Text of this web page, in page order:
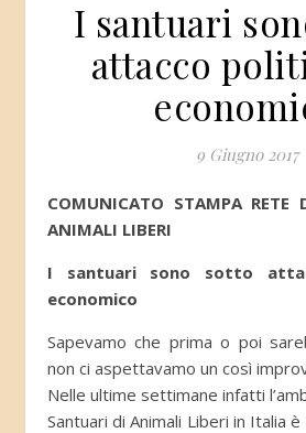
I santuari
attacco
9 Giugno 2017
COMUNICATO STAMPA RETE DEI SANTUARI DI
ANIMALI LIBERI
I santuari sono sotto
economico
Sapevamo che prima o poi
non ci aspettavamo un così
Nelle ultime settimane infatti
Santuari di Animali Liberi in Italia